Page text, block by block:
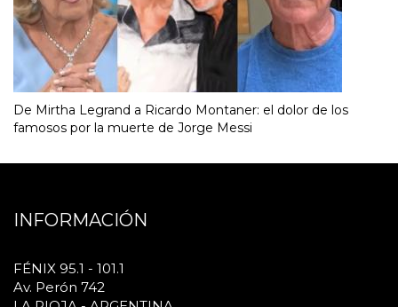
De Mirtha Legrand a Ricardo Montaner: el dolor de los
famosos por la muerte de Jorge Messi
INFORMACIÓN
FÉNIX 95.1 - 101.1
Av. Perón 742